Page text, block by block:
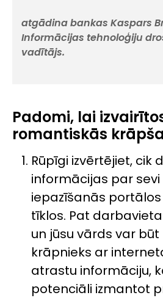
atgādina bankas Kaspars
Informācijas tehnoloģiju
vadītājs.
Padomi, lai
romantiskās
Rūpīgi izvērtējiet, cik
informācijas par
iepazīšanās
tīklos. Pat
un jūsu vārds var būt
krāpnieks ar
atrastu informāciju,
potenciāli izmantot